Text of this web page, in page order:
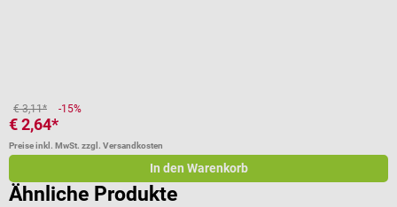
€ 3,11* -15%
€ 2,64*
Preise inkl. MwSt. zzgl. Versandkosten
In den Warenkorb
Ähnliche Produkte